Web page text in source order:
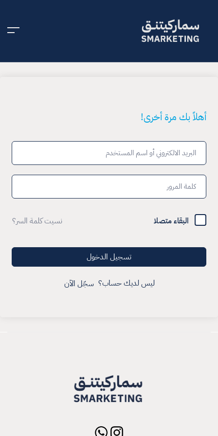
أهلاً بك مرة أخرى!
البقاء متصلا نسيت كلمة السر؟
تسجيل الدخول
ليس لديك حساب؟ سجّل الآن